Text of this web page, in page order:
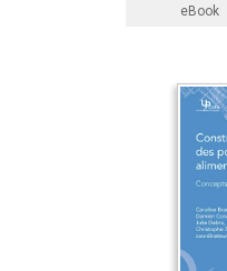
eBook